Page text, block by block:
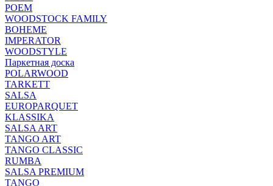
POEM
WOODSTOCK FAMILY
BOHEME
IMPERATOR
WOODSTYLE
Паркетная доска
POLARWOOD
TARKETT
SALSA
EUROPARQUET
KLASSIKA
SALSA ART
TANGO ART
TANGO CLASSIC
RUMBA
SALSA PREMIUM
TANGO